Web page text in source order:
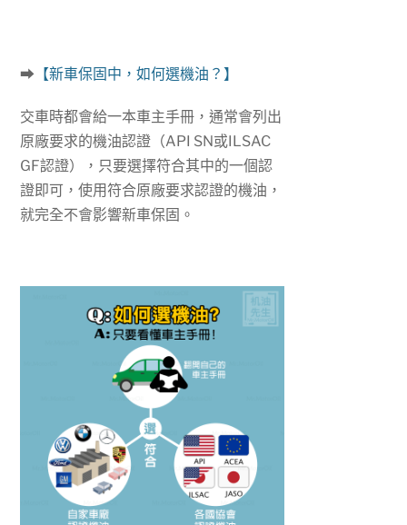
➡ 【新車保固中，如何選機油？】
交車時都會給一本車主手冊，通常會列出
原廠要求的機油認證（API SN或ILSAC
GF認證），只要選擇符合其中的一個認
證即可，使用符合原廠要求認證的機油，
就完全不會影響新車保固。